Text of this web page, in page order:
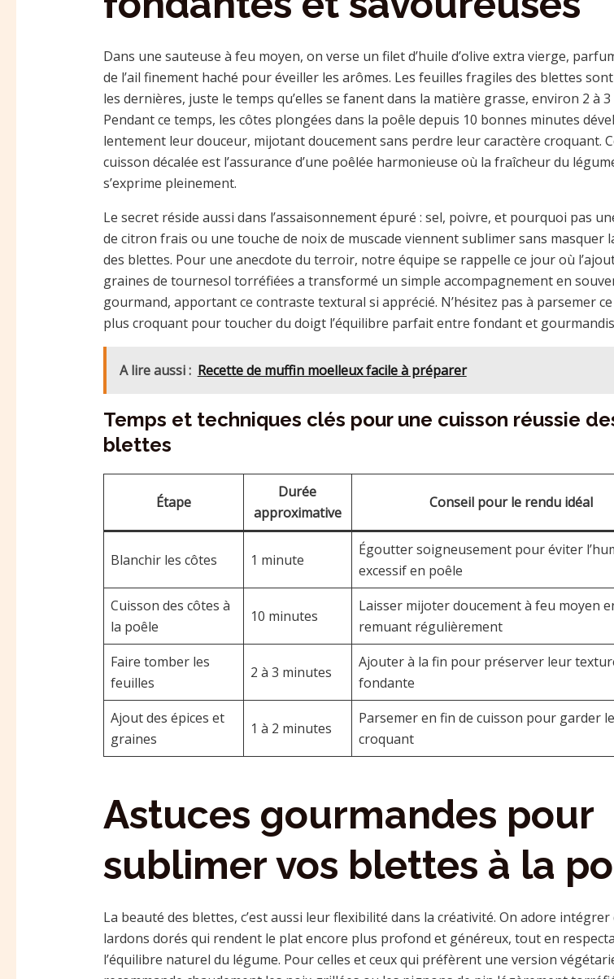
Dans une sauteuse à feu moyen, on verse un filet d’huile d’olive extra vierge,
de l’ail finement haché pour éveiller les arômes. Les feuilles fragiles des blettes
les dernières, juste le temps qu’elles se fanent dans la matière grasse, environ 2 à
Pendant ce temps, les côtes plongées dans la poêle depuis 10 bonnes minutes
lentement leur douceur, mijotant doucement sans perdre leur caractère croquant.
cuisson décalée est l’assurance d’une poêlée harmonieuse où la fraîcheur du
s’exprime pleinement.
Le secret réside aussi dans l’assaisonnement épuré : sel, poivre, et pourquoi pas
de citron frais ou une touche de noix de muscade viennent sublimer sans masquer
des blettes. Pour une anecdote du terroir, notre équipe se rappelle ce jour où
graines de tournesol torréfiées a transformé un simple accompagnement en
gourmand, apportant ce contraste textural si apprécié. N’hésitez pas à parsemer
plus croquant pour toucher du doigt l’équilibre parfait entre fondant et
A lire aussi : Recette de muffin moelleux facile à préparer
Temps et techniques clés pour une cuisson réussie
blettes
Étape
Durée
approximative
Conseil pour le rendu idéal
Blanchir les côtes 1 minute
Égoutter soigneusement pour éviter
excessif en poêle
Cuisson des côtes à
la poêle
10 minutes
Laisser mijoter doucement à feu moyen
remuant régulièrement
Faire tomber les
feuilles
2 à 3 minutes
Ajouter à la fin pour préserver leur
fondante
Ajout des épices et
graines
1 à 2 minutes
Parsemer en fin de cuisson pour garder le
croquant
Astuces gourmandes pour
sublimer vos blettes à la
La beauté des blettes, c’est aussi leur flexibilité dans la créativité. On adore intégrer
lardons dorés qui rendent le plat encore plus profond et généreux, tout en
l’équilibre naturel du légume. Pour celles et ceux qui préfèrent une version